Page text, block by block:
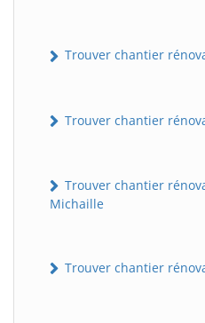
Trouver chantier
Trouver chantier
Trouver chantier
Michaille
Trouver chantier